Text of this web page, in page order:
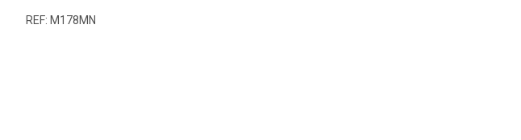
REF: M178MN